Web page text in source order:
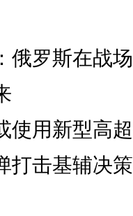
俄罗斯在战场
使用新型高超
打击基辅决策